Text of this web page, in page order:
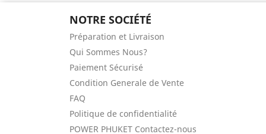
NOTRE SOCIÉTÉ
Préparation et Livraison
Qui Sommes Nous?
Paiement Sécurisé
Condition Generale de Vente
FAQ
Politique de confidentialité
POWER PHUKET Contactez-nous